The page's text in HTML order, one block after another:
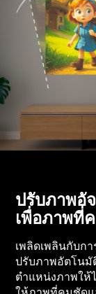
ปรับภาพอั
เพื่อภาพที่
เพลิดเพลินกับก
ปรับภาพอัตโนมั
ตำแหน่งภาพให้